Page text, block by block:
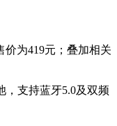
为419元；叠加相关
，支持蓝牙5.0及双频